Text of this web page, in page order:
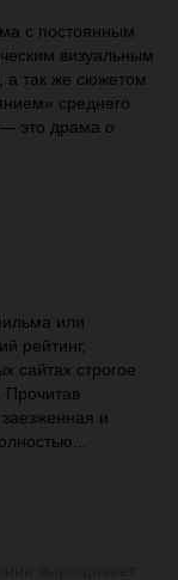
с постоянным
визуальным
а так же сюжетом
среднего
— это драма о
или
рейтинг,
сайтах строгое
и